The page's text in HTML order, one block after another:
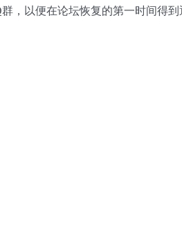
，以便在论坛恢复的第一时间得到